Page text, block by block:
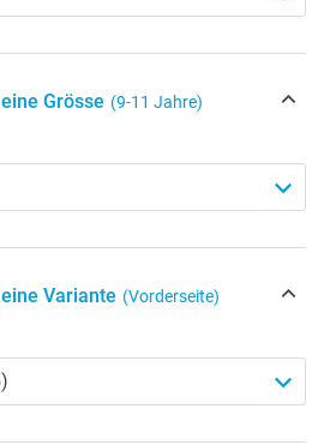
Grösse (9-11 Jahre)
Variante (Vorderseite)